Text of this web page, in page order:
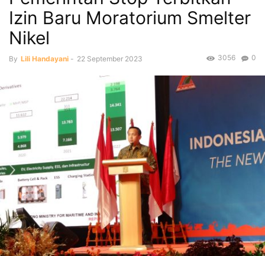
Izin Baru Moratorium Smelter
Nikel
By Lili Handayani - 22 September 2023 0
3056